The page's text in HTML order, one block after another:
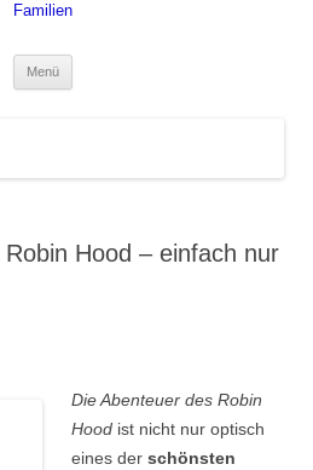
Familien
Menü
Hood – einfach nur
Die Abenteuer des Robin
Hood ist nicht nur optisch
eines der schönsten